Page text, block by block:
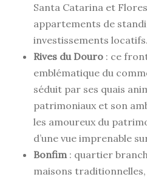
Santa Catarina et
appartements de
investissements locatifs.
Rives du Douro : ce
emblématique du
séduit par ses quais
patrimoniaux et son
les amoureux du
d’une vue imprenable
Bonfim : quartier
maisons